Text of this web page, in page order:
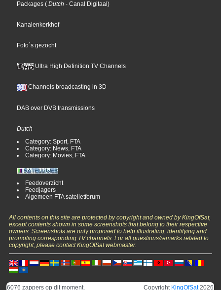
Packages ( Dutch - Canal Digitaal)
Kanalenkerkhof
Foto´s gezocht
Ultra High Definition TV Channels
Channels broadcasting in 3D
DAB over DVB transmissions
Dutch
Category: Sport, FTA
Category: News, FTA
Category: Movies, FTA
Feedoverzicht
Feedjagers
Algemeen FTA satelietforum
All contents on this site are protected by copyright and owned by KingOfSat,
except contents shown in some screenshots that belong to their respective
owners. Screenshots are only proposed to help illustrating, identifying and
promoting corresponding TV channels. For all questions/remarks related to
copyright, please contact KingOfSat webmaster.
6076 zappers op dit moment. Copyright KingOfSat2026